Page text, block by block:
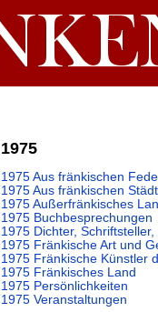
1975
1975 Aus fränkischen
1975 Aus fränkischen
1975 Außerfränkisches
1975 Buchbesprechungen
1975 Dichter,
1975 Fränkische Art und
1975 Fränkische Künstler
1975 Fränkisches Land
1975 Persönlichkeiten
1975 Veranstaltungen